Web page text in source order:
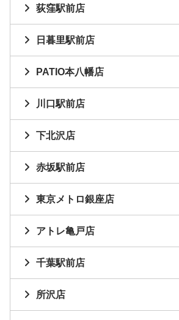
荻窪駅前店
日暮里駅前店
PATIO本八幡店
川口駅前店
下北沢店
赤坂駅前店
東京メトロ銀座店
アトレ亀戸店
千葉駅前店
所沢店